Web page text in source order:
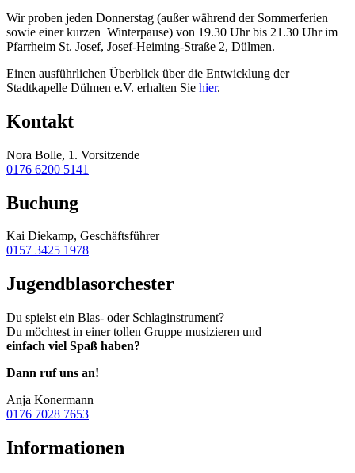
Wir proben jeden Donnerstag (außer während der Sommerferien
sowie einer kurzen Winterpause) von 19.30 Uhr bis 21.30 Uhr im
Pfarrheim St. Josef, Josef-Heiming-Straße 2, Dülmen.
Einen ausführlichen Überblick über die Entwicklung der
Stadtkapelle Dülmen e.V. erhalten Sie hier.
Kontakt
Nora Bolle, 1. Vorsitzende
0176 6200 5141
Buchung
Kai Diekamp, Geschäftsführer
0157 3425 1978
Jugendblasorchester
Du spielst ein Blas- oder Schlaginstrument?
Du möchtest in einer tollen Gruppe musizieren und
einfach viel Spaß haben?
Dann ruf uns an!
Anja Konermann
0176 7028 7653
Informationen